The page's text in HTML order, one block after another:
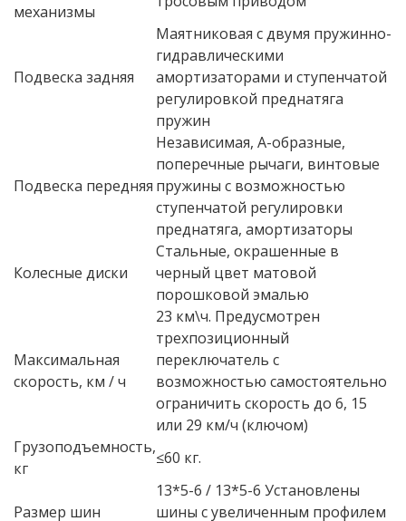
механизмы
Подвеска задняя
Маятниковая с двумя пружинно-
гидравлическими
амортизаторами и ступенчатой
регулировкой преднатяга
пружин
Подвеска передняя
Независимая, A-образные,
поперечные рычаги, винтовые
пружины с возможностью
ступенчатой регулировки
преднатяга, амортизаторы
Колесные диски
Стальные, окрашенные в
черный цвет матовой
порошковой эмалью
Максимальная
скорость, км / ч
23 км\ч. Предусмотрен
трехпозиционный
переключатель с
возможностью самостоятельно
ограничить скорость до 6, 15
или 29 км/ч (ключом)
Грузоподъемность,
кг
≤60 кг.
Размер шин
13*5-6 / 13*5-6 Установлены
шины с увеличенным профилем